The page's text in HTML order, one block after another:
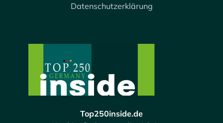
Datenschutzerklärung
Top250inside.de